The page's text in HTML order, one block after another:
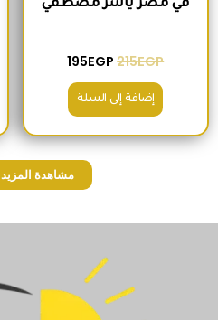
في مصر ياسر مصطفي
215EGP
195EGP
إضافة إلى السلة
مشاهدة المزيد